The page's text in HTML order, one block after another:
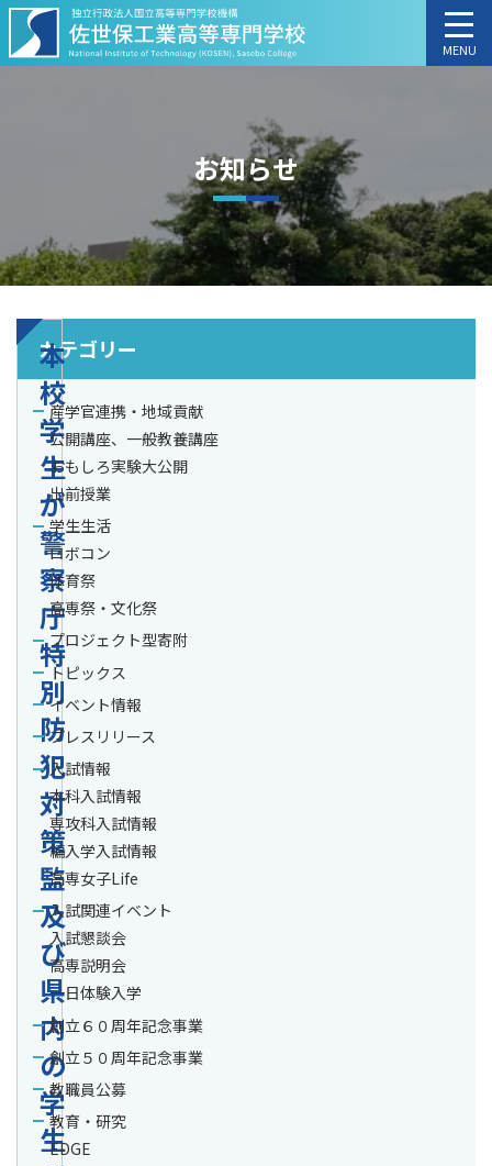
MENU
お知らせ
本
校
学
生
が
警
察
庁
特
別
防
犯
対
策
監
及
び
県
内
の
学
生
カテゴリー
産学官連携・地域貢献
公開講座、一般教養講座
おもしろ実験大公開
出前授業
学生生活
ロボコン
体育祭
高専祭・文化祭
プロジェクト型寄附
トピックス
イベント情報
プレスリリース
入試情報
本科入試情報
専攻科入試情報
編入学入試情報
高専女子Life
入試関連イベント
入試懇談会
高専説明会
一日体験入学
創立６０周年記念事業
創立５０周年記念事業
教職員公募
教育・研究
EDGE